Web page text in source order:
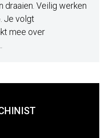
draaien. Veilig werken
Je volgt
mee over